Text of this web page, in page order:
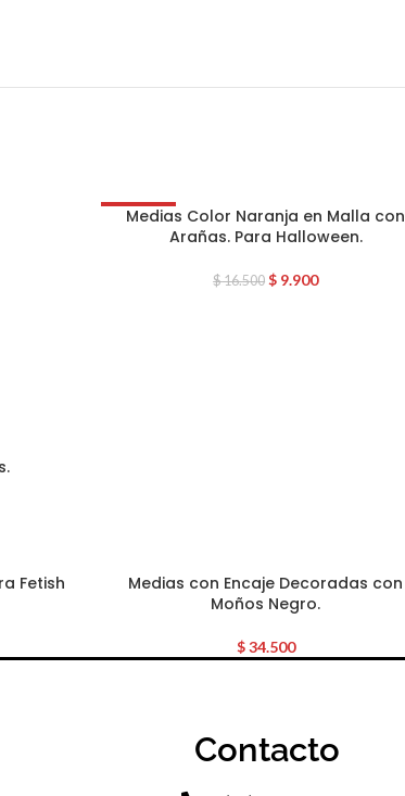
OFERTA
Medias Color Naranja en Malla con
Arañas. Para Halloween.
$16.500 $ 9.900
Fetish
Medias con Encaje Decoradas con
Moños Negro.
$34.500
Contacto